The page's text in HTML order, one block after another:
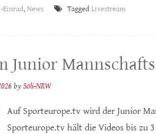
Einrad, News Tagged Livestream
Junior Mannschafts
bySoli-NRW
Auf Sporteurope.tv wird der Junior
Sporteurope.tv hält die Videos bis zu